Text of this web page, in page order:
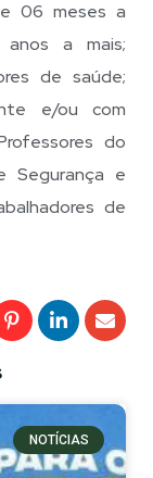
06 meses a
a mais;
de saúde;
e/ou com
do
Segurança e
de
NOTÍCIAS